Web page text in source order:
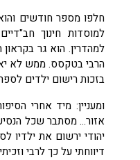
חלפו מספר חודשים
למוסדות חינוך
למהדרין. הוא גר
הרבי בטקסס. ממש לא
בזכות רישום ילדים
ומעניין: מיד אחרי
אזור... מסתבר שכל
יהודי ירשום את ילדיו
דיווחתי על כך לרבי